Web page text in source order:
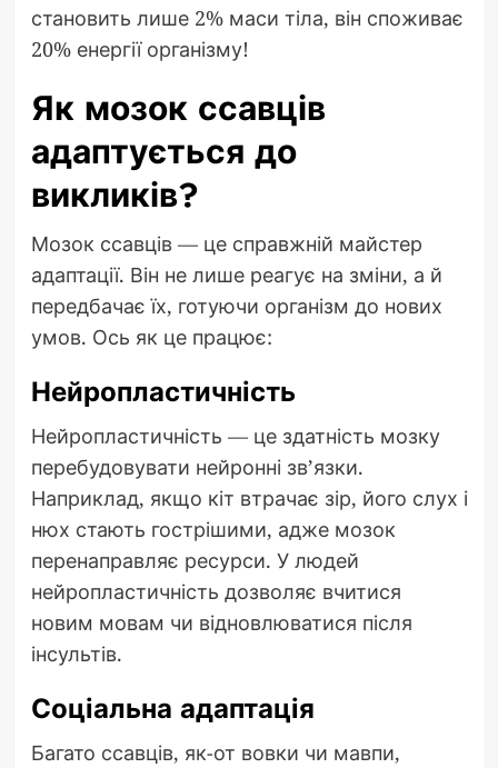
становить лише 2% маси тіла, він споживає
20% енергії організму!
Як мозок ссавців
адаптується до
викликів?
Мозок ссавців — це справжній майстер
адаптації. Він не лише реагує на зміни, а й
передбачає їх, готуючи організм до нових
умов. Ось як це працює:
Нейропластичність
Нейропластичність — це здатність мозку
перебудовувати нейронні зв’язки.
Наприклад, якщо кіт втрачає зір, його слух і
нюх стають гострішими, адже мозок
перенаправляє ресурси. У людей
нейропластичність дозволяє вчитися
новим мовам чи відновлюватися після
інсультів.
Соціальна адаптація
Багато ссавців, як-от вовки чи мавпи,